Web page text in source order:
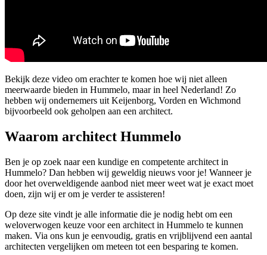
Bekijk deze video om erachter te komen hoe wij niet alleen
meerwaarde bieden in Hummelo, maar in heel Nederland! Zo
hebben wij ondernemers uit Keijenborg, Vorden en Wichmond
bijvoorbeeld ook geholpen aan een architect.
Waarom architect Hummelo
Ben je op zoek naar een kundige en competente architect in
Hummelo? Dan hebben wij geweldig nieuws voor je! Wanneer je
door het overweldigende aanbod niet meer weet wat je exact moet
doen, zijn wij er om je verder te assisteren!
Op deze site vindt je alle informatie die je nodig hebt om een
weloverwogen keuze voor een architect in Hummelo te kunnen
maken. Via ons kun je eenvoudig, gratis en vrijblijvend een aantal
architecten vergelijken om meteen tot een besparing te komen.